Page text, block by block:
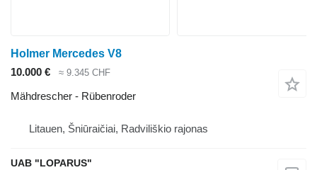
Holmer Mercedes V8
10.000 €
≈ 9.345 CHF
Mähdrescher - Rübenroder
Litauen, Šniūraičiai, Radviliškio rajonas
UAB "LOPARUS"